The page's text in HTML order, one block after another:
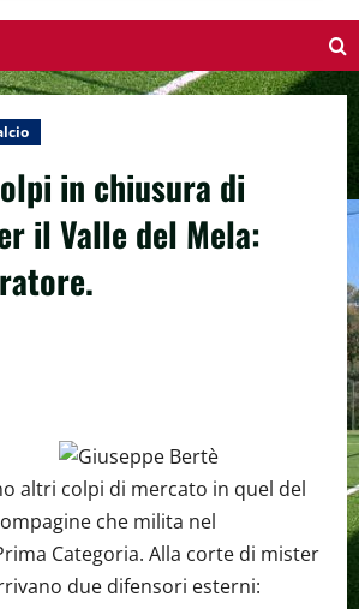
in chiusura di
il Valle del Mela:
altri colpi di mercato in quel del
che milita nel
Categoria. Alla corte di mister
due difensori esterni: